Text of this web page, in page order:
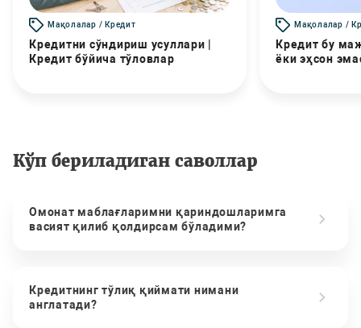
Мақолалар / Кредит
Кредитни сўндириш усуллари |
Кредит бўйича тўловлар
Мақолалар /
Кредит бу
ёки эҳсон
Кўп бериладиган саволлар
Омонат маблағларимни қариндошларимга
васият қилиб қолдирсам бўладими?
Кредитнинг тўлиқ қиймати нимани
англатади?